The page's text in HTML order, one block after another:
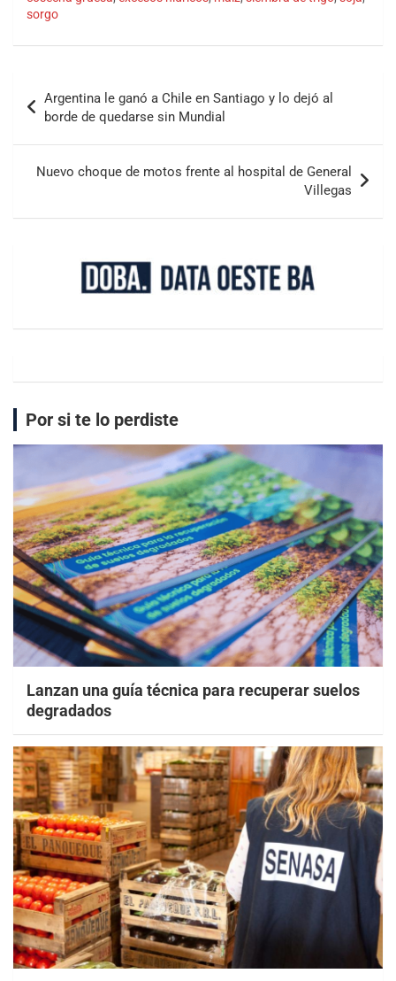
sorgo
Argentina le ganó a Chile en Santiago y lo dejó al
borde de quedarse sin Mundial
Nuevo choque de motos frente al hospital de General
Villegas
Por si te lo perdiste
Lanzan una guía técnica para recuperar suelos
degradados